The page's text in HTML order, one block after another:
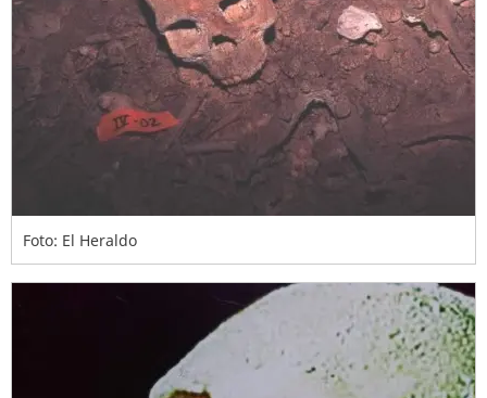
Foto: El Heraldo